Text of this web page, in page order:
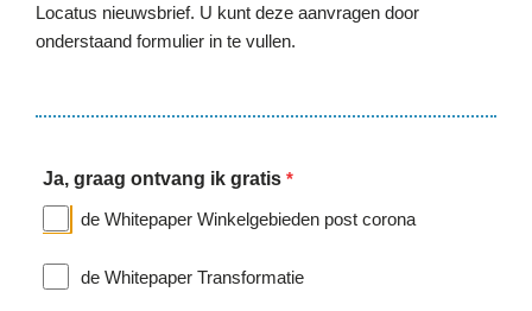
Locatus nieuwsbrief. U kunt deze aanvragen door
onderstaand formulier in te vullen.
Ja, graag ontvang ik gratis *
de Whitepaper Winkelgebieden post corona
de Whitepaper Transformatie